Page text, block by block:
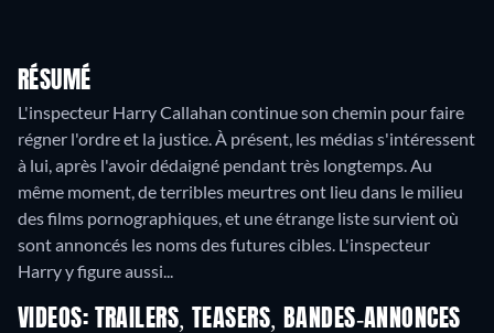
RÉSUMÉ
L'inspecteur Harry Callahan continue son chemin pour faire
régner l'ordre et la justice. À présent, les médias s'intéressent
à lui, après l'avoir dédaigné pendant très longtemps. Au
même moment, de terribles meurtres ont lieu dans le milieu
des films pornographiques, et une étrange liste survient où
sont annoncés les noms des futures cibles. L'inspecteur
Harry y figure aussi...
VIDEOS: TRAILERS, TEASERS, BANDES-ANNONCES